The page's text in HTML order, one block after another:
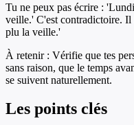
Tu ne peux pas écrire :
veille.' C'est contradictoire.
plu la veille.'
À retenir : Vérifie que tes
sans raison, que le temps
se suivent naturellement.
Les points clés